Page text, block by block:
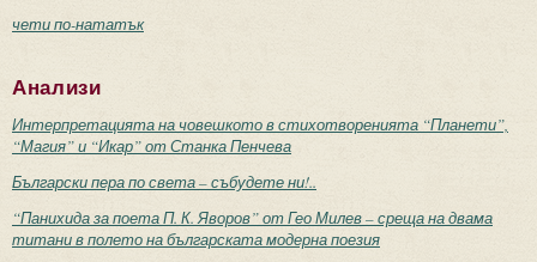
чети по-нататък
Анализи
Интерпретацията на човешкото в стихотворенията “Планети”,
“Магия” и “Икар” от Станка Пенчева
Български пера по света – събудете ни!..
“Панихида за поета П. К. Яворов” от Гео Милев – среща на двама
титани в полето на българската модерна поезия